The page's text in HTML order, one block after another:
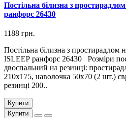
Постільна білизна з
ранфорс 26430
1188 грн.
Постільна білизна з простирадлом
ISLEEP ранфорс 26430 Розміри
двоспальний на резинці:
210х175, наволочка 50х70 (2 шт.)
резинці 200..
Купити
Купити